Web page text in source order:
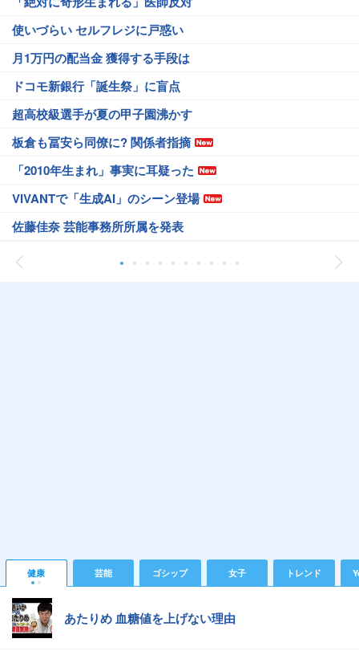
使いづらい セルフレジに戸惑い
月1万円の配当金 獲得する手段は
ドコモ新銀行「誕生祭」に盲点
超高校級選手が夏の甲子園沸かす
板倉も冨安ら同僚に? 関係者指摘
「2010年生まれ」事実に耳疑った
VIVANTで「生成AI」のシーン登場
佐藤佳奈 芸能事務所所属を発表
健康 芸能 ゴシップ 女子 トレンド
あたりめ 血糖値を上げない理由